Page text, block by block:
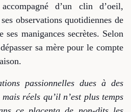
d’un clin d’oeil,
observations quotidiennes de
manigances secrètes. Selon
sa mère pour le compte
passionnelles dues à des
réels qu’il n’est plus temps